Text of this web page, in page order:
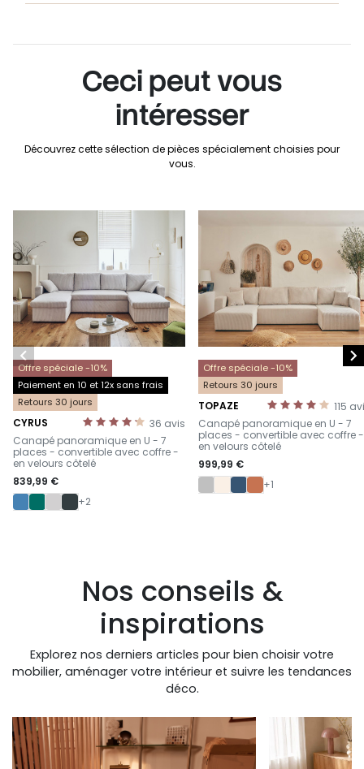
Ceci peut vous
intéresser
Découvrez cette sélection de pièces spécialement choisies pour
vous.
Offre spéciale -10%
Paiement en 10 et 12x sans frais
Retours 30 jours
36 avis
CYRUS
-
Canapé panoramique en U - 7
places - convertible avec coffre -
en velours côtelé
839,99 €
+2
Offre spéciale -10%
Retours 30 jours
115
TOPAZE
-
Canapé panoramique en U - 7
places - convertible avec coffre -
en velours côtelé
999,99 €
+1
 
Nos conseils &
inspirations
Explorez nos derniers articles pour bien choisir votre
mobilier, aménager votre intérieur et suivre les tendances
déco.